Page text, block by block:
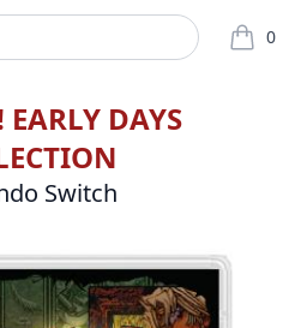
0
varor i
DAYS
Switch